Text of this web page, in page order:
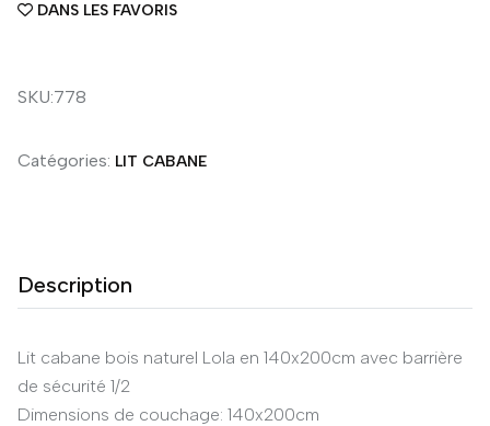
DANS LES FAVORIS
SKU:778
Catégories: LIT CABANE
Description
Lit cabane bois naturel Lola en 140x200cm avec barrière
de sécurité 1/2
Dimensions de couchage: 140x200cm